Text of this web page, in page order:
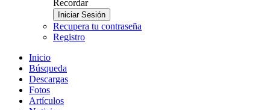
Recordar
Iniciar Sesión
Recupera tu contraseña
Registro
Inicio
Búsqueda
Descargas
Fotos
Artículos